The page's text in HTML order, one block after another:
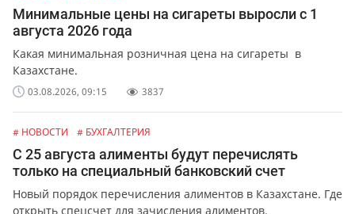
Минимальные цены на сигареты выросли с 1
августа 2026 года
Какая минимальная розничная цена на сигареты в
Казахстане.
03.08.2026, 09:15 3837
# НОВОСТИ # БУХГАЛТЕРИЯ
С 25 августа алименты будут перечислять
только на специальный банковский счет
Новый порядок перечисления алиментов в Казахстане. Где
открыть спецсчет для зачисления алиментов.